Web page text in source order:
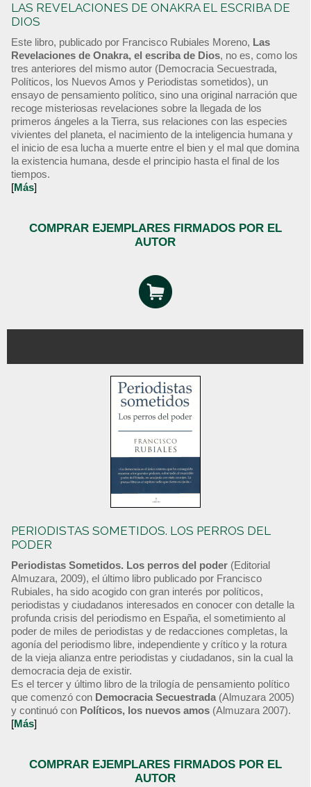
LAS REVELACIONES DE ONAKRA EL ESCRIBA DE
DIOS
Este libro, publicado por Francisco Rubiales Moreno, Las
Revelaciones de Onakra, el escriba de Dios, no es, como los
tres anteriores del mismo autor (Democracia Secuestrada,
Políticos, los Nuevos Amos y Periodistas sometidos), un
ensayo de pensamiento político, sino una original narración que
recoge misteriosas revelaciones sobre la llegada de los
primeros ángeles a la Tierra, sus relaciones con las especies
vivientes del planeta, el nacimiento de la inteligencia humana y
el inicio de esa lucha a muerte entre el bien y el mal que domina
la existencia humana, desde el principio hasta el final de los
tiempos.
[Más]
COMPRAR EJEMPLARES FIRMADOS POR EL
AUTOR
PERIODISTAS SOMETIDOS. LOS PERROS DEL
PODER
Periodistas Sometidos. Los perros del poder (Editorial
Almuzara, 2009), el último libro publicado por Francisco
Rubiales, ha sido acogido con gran interés por políticos,
periodistas y ciudadanos interesados en conocer con detalle la
profunda crisis del periodismo en España, el sometimiento al
poder de miles de periodistas y de redacciones completas, la
agonía del periodismo libre, independiente y crítico y la rotura
de la vieja alianza entre periodistas y ciudadanos, sin la cual la
democracia deja de existir.
Es el tercer y último libro de la trilogía de pensamiento político
que comenzó con Democracia Secuestrada (Almuzara 2005)
y continuó con Políticos, los nuevos amos (Almuzara 2007).
[Más]
COMPRAR EJEMPLARES FIRMADOS POR EL
AUTOR